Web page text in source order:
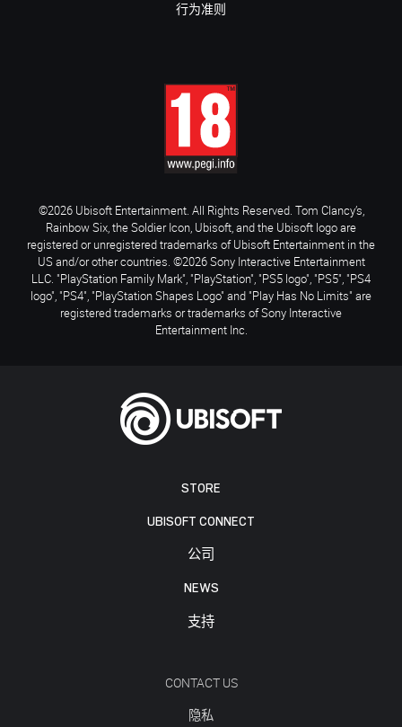
STORE
UBISOFT CONNECT
公司
NEWS
支持
CONTACT US
隐私
行为准则
©2026 Ubisoft Entertainment. All Rights Reserved. Tom Clancy’s,
Rainbow Six, the Soldier Icon, Ubisoft, and the Ubisoft logo are
registered or unregistered trademarks of Ubisoft Entertainment in the
US and/or other countries. ©2026 Sony Interactive Entertainment
LLC. "PlayStation Family Mark", "PlayStation", "PS5 logo", "PS5", "PS4
logo", "PS4", "PlayStation Shapes Logo" and "Play Has No Limits" are
registered trademarks or trademarks of Sony Interactive
Entertainment Inc.